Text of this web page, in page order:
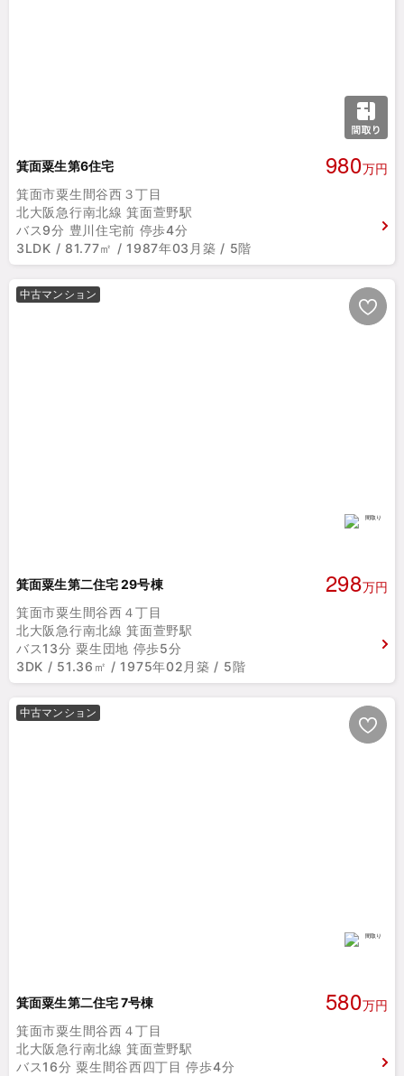
箕面粟生第6住宅 980万円
箕面市粟生間谷西３丁目
北大阪急行南北線 箕面萱野駅
バス9分 豊川住宅前 停歩4分
3LDK / 81.77㎡ / 1987年03月築 / 5階
中古マンション
箕面粟生第二住宅 29号棟 298万円
箕面市粟生間谷西４丁目
北大阪急行南北線 箕面萱野駅
バス13分 粟生団地 停歩5分
3DK / 51.36㎡ / 1975年02月築 / 5階
中古マンション
箕面粟生第二住宅 7号棟 580万円
箕面市粟生間谷西４丁目
北大阪急行南北線 箕面萱野駅
バス16分 粟生間谷西四丁目 停歩4分